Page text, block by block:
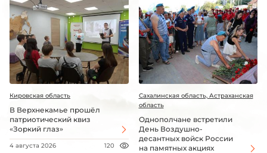
Кировская область
В Верхнекамье прошёл
патриотический квиз
«Зоркий глаз»
4 августа 2026 120
Сахалинская область, Астраханская
область
Однополчане встретили
День Воздушно-
десантных войск России
на памятных акциях